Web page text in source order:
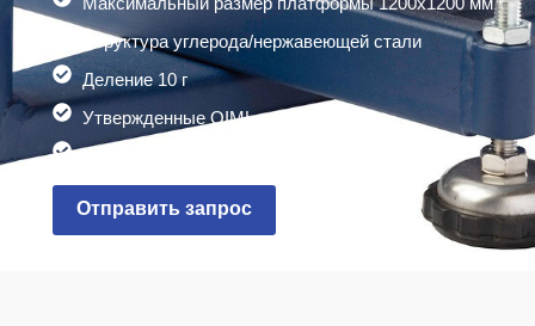
Структура углерода/нержавеющей стали
Деление 10 г
Утвержденные OIML и CE
Отправить запрос